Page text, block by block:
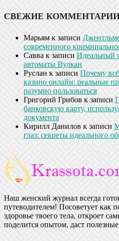
СВЕЖИЕ
Марьям к записи
современного
Савва к записи Идеальный
автоматы Вулкан
Руслан к записи Почему
казино онлайн: реальные
разумно пользоваться
Григорий Грибов к записи
банковскую карту,
документа
Кирилл Данилов к записи
глаз: секреты идеального
Наш женский журнал всегда
путеводителем! Посоветует как
здоровье твоего тела, откроет
поделится опытом, даст